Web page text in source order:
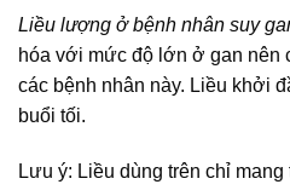
Liều lượng ở bệnh nhân suy
hóa với mức độ lớn ở gan
các bệnh nhân này. Liều khởi
buổi tối.
Lưu ý: Liều dùng trên chỉ